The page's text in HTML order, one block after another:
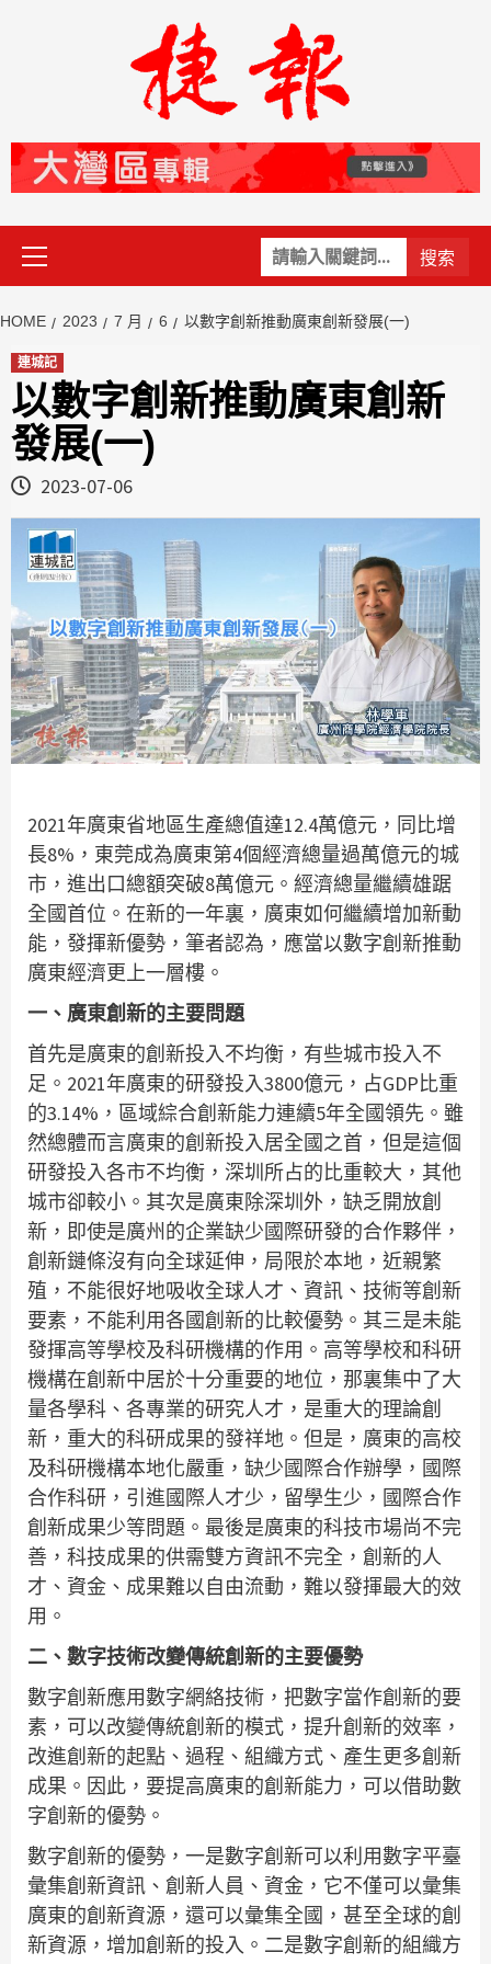
關
鍵
Primary
Menu
HOME 2023 7 月 6 以數字創新推動廣東創新發展(一)
連城記
以數字創新推動廣東創新
發展(一)
2023-07-06
2021年廣東省地區生產總值達12.4萬億元，同比增
長8%，東莞成為廣東第4個經濟總量過萬億元的城
市，進出口總額突破8萬億元。經濟總量繼續雄踞
全國首位。在新的一年裏，廣東如何繼續增加新動
能，發揮新優勢，筆者認為，應當以數字創新推動
廣東經濟更上一層樓。
一、廣東創新的主要問題
首先是廣東的創新投入不均衡，有些城市投入不
足。2021年廣東的研發投入3800億元，占GDP比重
的3.14%，區域綜合創新能力連續5年全國領先。雖
然總體而言廣東的創新投入居全國之首，但是這個
研發投入各市不均衡，深圳所占的比重較大，其他
城市卻較小。其次是廣東除深圳外，缺乏開放創
新，即使是廣州的企業缺少國際研發的合作夥伴，
創新鏈條沒有向全球延伸，局限於本地，近親繁
殖，不能很好地吸收全球人才、資訊、技術等創新
要素，不能利用各國創新的比較優勢。其三是未能
發揮高等學校及科研機構的作用。高等學校和科研
機構在創新中居於十分重要的地位，那裏集中了大
量各學科、各專業的研究人才，是重大的理論創
新，重大的科研成果的發祥地。但是，廣東的高校
及科研機構本地化嚴重，缺少國際合作辦學，國際
合作科研，引進國際人才少，留學生少，國際合作
創新成果少等問題。最後是廣東的科技市場尚不完
善，科技成果的供需雙方資訊不完全，創新的人
才、資金、成果難以自由流動，難以發揮最大的效
用。
二、數字技術改變傳統創新的主要優勢
數字創新應用數字網絡技術，把數字當作創新的要
素，可以改變傳統創新的模式，提升創新的效率，
改進創新的起點、過程、組織方式、產生更多創新
成果。因此，要提高廣東的創新能力，可以借助數
字創新的優勢。
數字創新的優勢，一是數字創新可以利用數字平臺
彙集創新資訊、創新人員、資金，它不僅可以彙集
廣東的創新資源，還可以彙集全國，甚至全球的創
新資源，增加創新的投入。二是數字創新的組織方